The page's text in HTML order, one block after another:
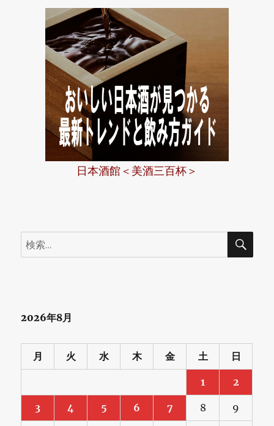
際
ー
ス
ト
ク
年、
飛
躍
の
日本酒館＜美酒三百杯＞
検
索:
検
2026年8月
月 火 水 木 金 土 日
1 2
3 4 5 6 7 8 9